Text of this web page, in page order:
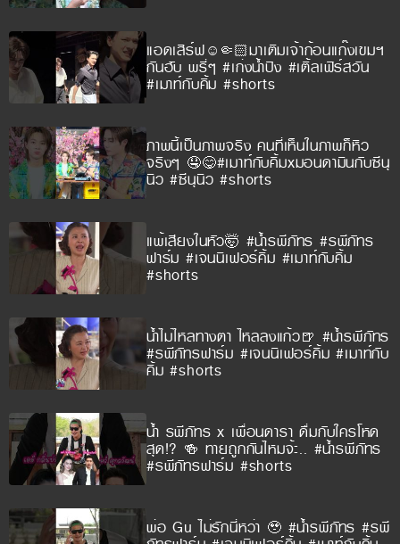
แอดเสิร์ฟ☺️🤏🏻มาเติมเจ้าก้อนแก๊งเขมฯ
กันฮับ พรี่ๆ #เก่งน้ำปิง #เติ้ลเฟิร์สวัน
#เมาท์กับคิ้ม #shorts
ภาพนี้เป็นภาพจริง คนที่เห็นในภาพก็หิว
จริงๆ 🤤😋#เมาท์กับคิ้มxมอนดามินกับซีนุ
นิว #ซีนุนิว #shorts
แพ้เสียงในหัว🤯 #น้ำรพีภัทร #รพีภัทร
ฟาร์ม #เจนนิเฟอร์คิ้ม #เมาท์กับคิ้ม
#shorts
น้ำไม่ไหลทางตา ไหลลงแก้ว🍺 #น้ำรพีภัทร
#รพีภัทรฟาร์ม #เจนนิเฟอร์คิ้ม #เมาท์กับ
คิ้ม #shorts
น้ำ รพีภัทร x เพื่อนดารา ดื่มกับใครโหด
สุด!? 🍻 ทายถูกกันไหมจ้ะ.. #น้ำรพีภัทร
#รพีภัทรฟาร์ม #shorts
พ่อ Gu ไม่รักนี่หว่า 🥹 #น้ำรพีภัทร #รพี